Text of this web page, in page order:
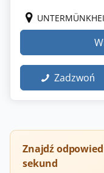
Zadzwoń
Znajdź
sekund